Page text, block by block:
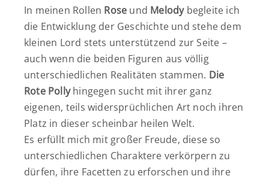
In meinen Rollen Rose und Melodybegleite ich
die Entwicklung der Geschichte und stehe dem
kleinen Lord stets unterstützend zur Seite –
auch wenn die beiden Figuren aus völlig
unterschiedlichen Realitäten stammen. Die
Rote Pollyhingegen sucht mit ihrer ganz
eigenen, teils widersprüchlichen Art noch ihren
Platz in dieser scheinbar heilen Welt.
Es erfüllt mich mit großer Freude, diese so
unterschiedlichen Charaktere verkörpern zu
dürfen, ihre Facetten zu erforschen und ihre